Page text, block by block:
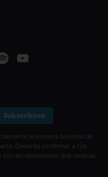
Subscribirse
aos nosos boletíns de
Deberás confirmar a túa
correo electrónico que recibas.